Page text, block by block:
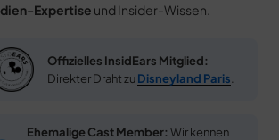
Expertise und Insider-Wissen.
Offizielles InsidEars Mitglied:
Direkter Draht zuDisneyland Paris
Ehemalige Cast Member: Wir kennen